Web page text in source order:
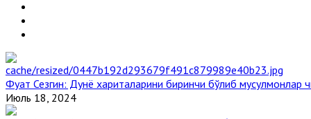
Фуат Сезгин: Дунё хариталарини биринчи бўлиб мусулмонлар
Июль 18, 2024